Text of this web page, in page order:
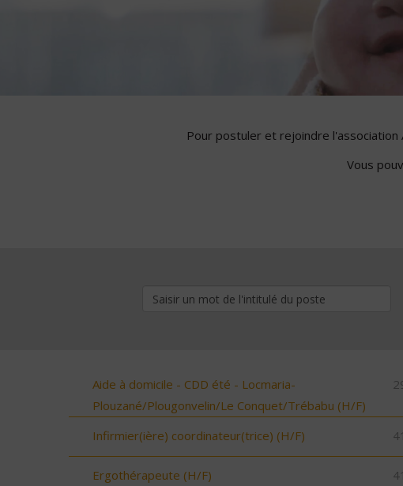
Pour postuler et rejoindre l'association
Vous
Aide à domicile - CDD été - Locmaria-
Plouzané/Plougonvelin/Le Conquet/Trébabu (H/F)
Infirmier(ière) coordinateur(trice) (H/F)
Ergothérapeute (H/F)